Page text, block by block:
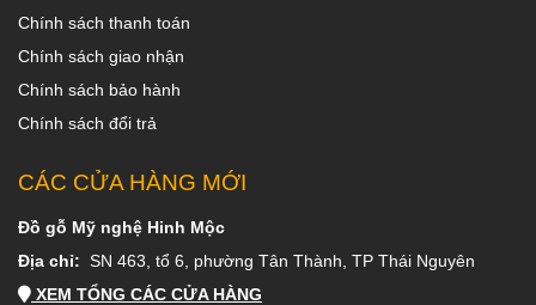
Chính sách thanh toán
Chính sách giao nhận
Chính sách bảo hành
Chính sách đổi trả
CÁC CỬA HÀNG MỚI
Đồ gỗ Mỹ nghệ Hinh Mộc
Địa chỉ: SN 463, tổ 6, phường Tân Thành, TP Thái Nguyên
XEM TỔNG CÁC CỬA HÀNG